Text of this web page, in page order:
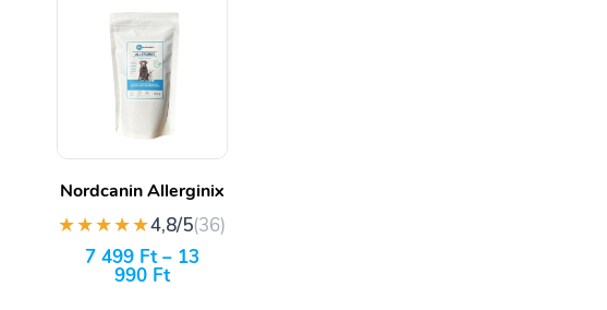
Nordcanin Allerginix
★★★★★4,8/5(36)
7 499 Ft– 13
990 Ft